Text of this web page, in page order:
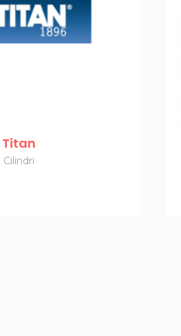
Titan
Cilindri